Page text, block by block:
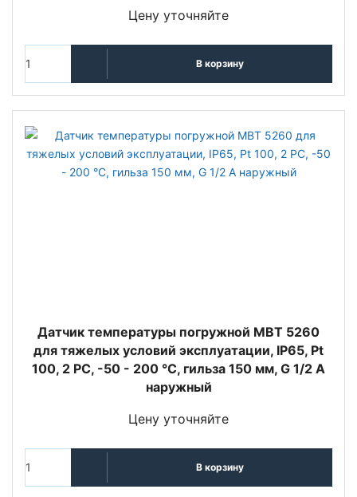
Цену уточняйте
В корзину
Датчик температуры погружной MBT 5260
для тяжелых условий эксплуатации, IP65, Pt
100, 2 РС, -50 - 200 °C, гильза 150 мм, G 1/2 A
наружный
Цену уточняйте
В корзину